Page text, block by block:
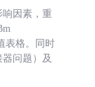
响因素，重
表格。同时
问题）及